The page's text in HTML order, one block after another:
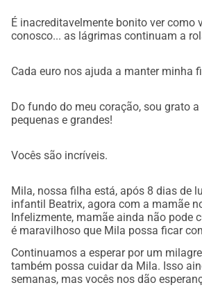
É inacreditavelmente bonito ver como
conosco... as lágrimas continuam a
Cada euro nos ajuda a manter minha
Do fundo do meu coração, sou grato
pequenas e grandes!
Vocês são incríveis.
Mila, nossa filha está, após 8 dias de
infantil Beatrix, agora com a mamãe
Infelizmente, mamãe ainda não pode
é maravilhoso que Mila possa ficar
Continuamos a esperar por um
também possa cuidar da Mila. Isso
semanas, mas vocês nos dão